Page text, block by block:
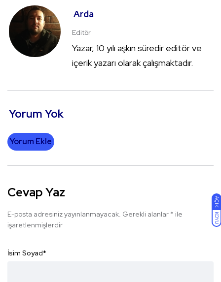
AÇIK
KOYU
Arda
Editör
Yazar, 10 yılı aşkın süredir editör ve
içerik yazarı olarak çalışmaktadır.
Yorum Yok
Yorum Ekle
Cevap Yaz
E-posta adresiniz yayınlanmayacak. Gerekli alanlar * ile
işaretlenmişlerdir
İsim Soyad*